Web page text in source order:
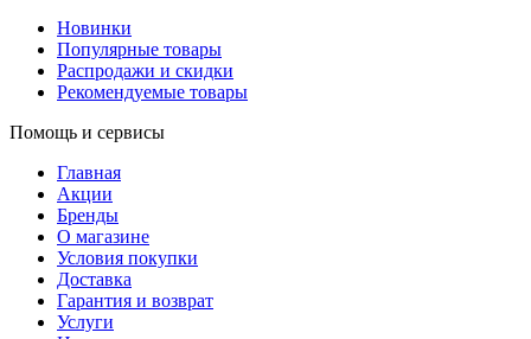
Новинки
Популярные товары
Распродажи и скидки
Рекомендуемые товары
Помощь и сервисы
Главная
Акции
Бренды
О магазине
Условия покупки
Доставка
Гарантия и возврат
Услуги